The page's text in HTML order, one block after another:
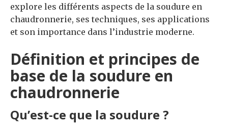
explore les différents aspects de la soudure en
chaudronnerie, ses techniques, ses applications
et son importance dans l’industrie moderne.
Définition et principes de
base de la soudure en
chaudronnerie
Qu’est-ce que la soudure ?